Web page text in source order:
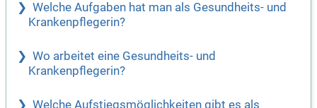
Welche Aufgaben hat man als Gesundheits- und
Krankenpflegerin?
Wo arbeitet eine Gesundheits- und
Krankenpflegerin?
Welche Aufstiegsmöglichkeiten gibt es als